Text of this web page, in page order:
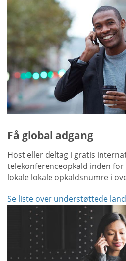
Få global adgang
Host eller deltag i gratis
telekonferenceopkald inden
lokale lokale opkaldsnumre i
Se liste over understøttede